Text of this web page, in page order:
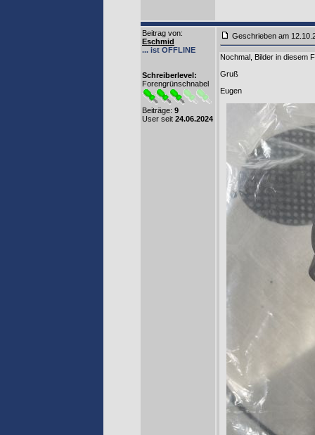
Beitrag von:
Eschmid
... ist OFFLINE
Schreiberlevel:
Forengrünschnabel
Beiträge: 9
User seit 24.06.2024
Geschrieben am
Nochmal, Bilder in diesem
Gruß
Eugen